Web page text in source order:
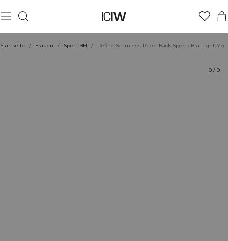
Startseite / Frauen / Sport-BH / Define Seamless Racer Back Sports Bra Light Moss Green
0 / 0